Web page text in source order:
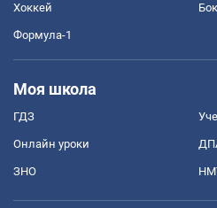
Хоккей
Формула-1
Моя школа
ГДЗ
Онлайн уроки
ЗНО